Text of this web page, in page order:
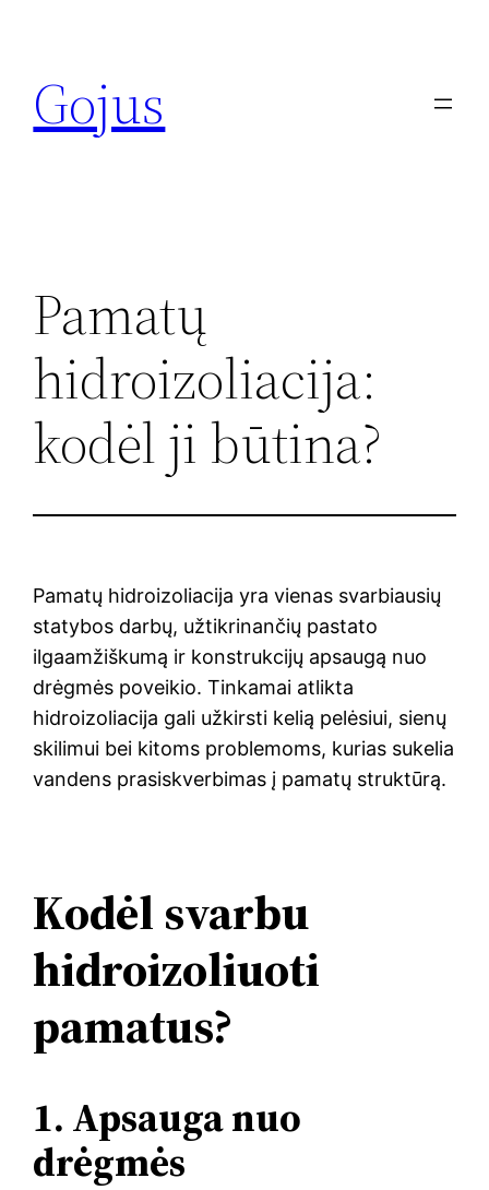
turinio
Gojus
Pamatų
hidroizoliacija:
kodėl ji būtina?
Pamatų hidroizoliacija yra vienas svarbiausių
statybos darbų, užtikrinančių pastato
ilgaamžiškumą ir konstrukcijų apsaugą nuo
drėgmės poveikio. Tinkamai atlikta
hidroizoliacija gali užkirsti kelią pelėsiui, sienų
skilimui bei kitoms problemoms, kurias sukelia
vandens prasiskverbimas į pamatų struktūrą.
Kodėl svarbu
hidroizoliuoti
pamatus?
1. Apsauga nuo
drėgmės